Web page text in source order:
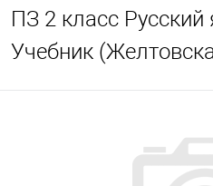
ПЗ 2 класс Русский
Учебник